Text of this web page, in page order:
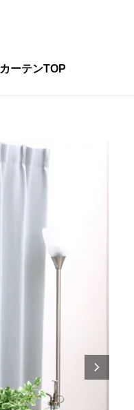
カーテンTOP